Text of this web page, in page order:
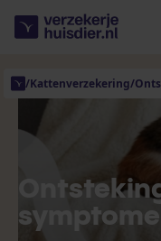
/Kattenverzekering/
Kattenverzekering
Dierenverzekering